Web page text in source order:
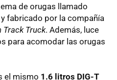
de orugas llamado
y fabricado por la compañía
Track Truck. Además, luce
para acomodar las orugas
el mismo 1.6 litros DIG-T